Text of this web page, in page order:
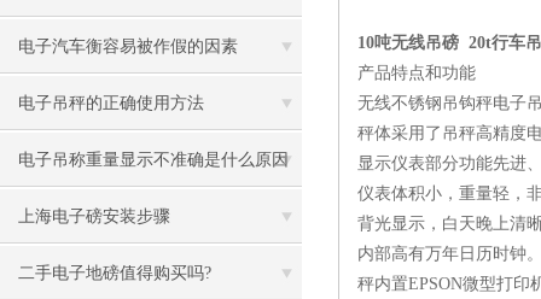
电子汽车衡容易被作假的因素
电子吊秤的正确使用方法
电子吊称重量显示不准确是什么原因
上海电子磅安装步骤
二手电子地磅值得购买吗?
10吨无线吊磅 20t行车
产品特点和功能
无线不锈钢吊钩秤电子
秤体采用了吊秤高精度
显示仪表部分功能先进
仪表体积小，重量轻，
背光显示，白天晚上清
内部高有万年日历时钟
秤内置EPSON微型打印